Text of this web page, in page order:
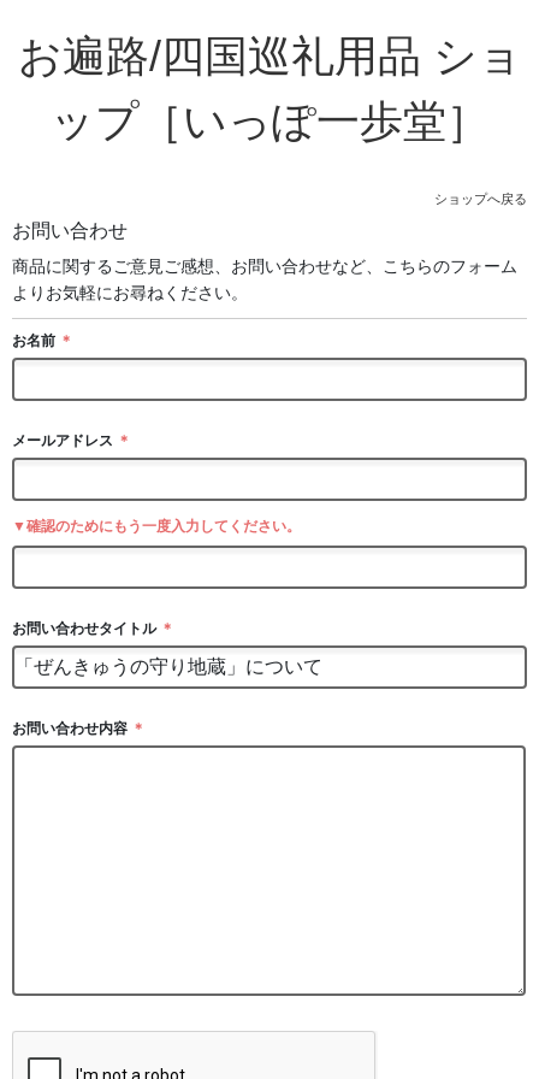
お遍路/四国巡礼用品 ショ
ップ［いっぽ一歩堂］
ショップへ戻る
お問い合わせ
商品に関するご意見ご感想、お問い合わせなど、こちらのフォーム
よりお気軽にお尋ねください。
お名前 ＊
メールアドレス ＊
▼確認のためにもう一度入力してください。
お問い合わせタイトル ＊
お問い合わせ内容 ＊